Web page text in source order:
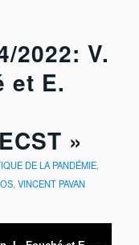
2022: V.
et E.
»
DE LA PANDÉMIE,
, VINCENT PAVAN